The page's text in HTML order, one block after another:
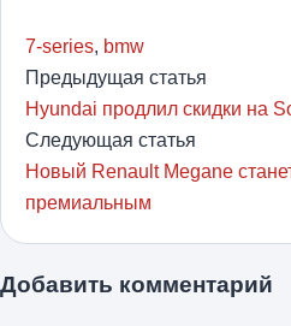
7-series, bmw
Предыдущая статья
Hyundai продлил скидки на
Следующая статья
Новый Renault Megane
премиальным
Добавить комментарий